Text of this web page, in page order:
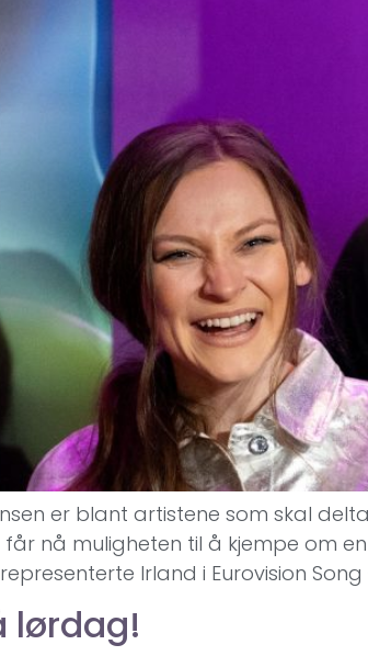
er blant artistene som skal
får nå muligheten til å kjempe om
Irland i Eurovision
lørdag!